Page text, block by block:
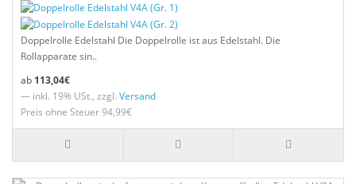
Doppelrolle Edelstahl Die Doppelrolle ist aus Edelstahl. Die
Rollapparate sin..
113,04€
— inkl. 19% USt., zzgl. Versand
Preis ohne Steuer 94,99€